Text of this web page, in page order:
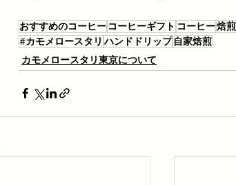
おすすめのコーヒー コーヒーギフト コーヒー焙
#カモメロースタリ ハンドドリップ 自家焙煎
カモメロースタリ東京について